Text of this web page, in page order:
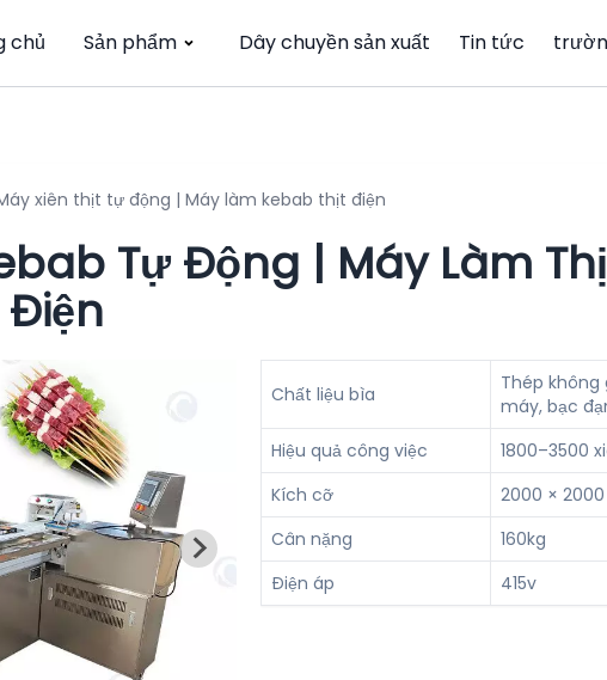
chủ Sản phẩm Dây chuyền sản xuất Tin tức
xiên thịt tự động | Máy làm kebab thịt điện
Tự Động | Máy Làm
Chất liệu bìa
Thép
máy, bạc
Hiệu quả công việc
1800–3500
Kích cỡ
2000 × 2000
Cân nặng
160kg
Điện áp
415v